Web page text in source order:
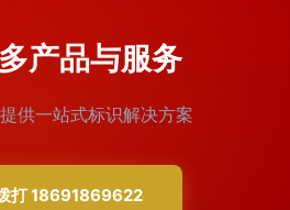
产品与服务
供一站式标识解决方案
打 18691869622